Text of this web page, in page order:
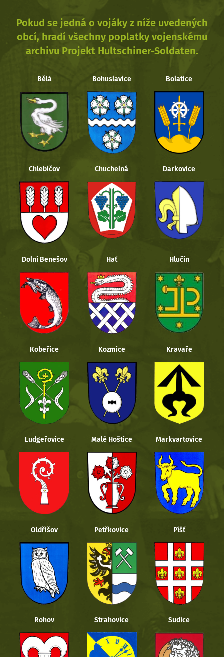
Pokud se jedná o vojáky z níže uvedených
obcí, hradí všechny poplatky vojenskému
archivu Projekt Hultschiner-Soldaten.
Bělá Bohuslavice Bolatice
Chlebičov Chuchelná Darkovice
Dolní Benešov Hať Hlučín
Kobeřice Kozmice Kravaře
Ludgeřovice Malé Hoštice Markvartovice
Oldřišov Petřkovice Píšť
Rohov Strahovice Sudice